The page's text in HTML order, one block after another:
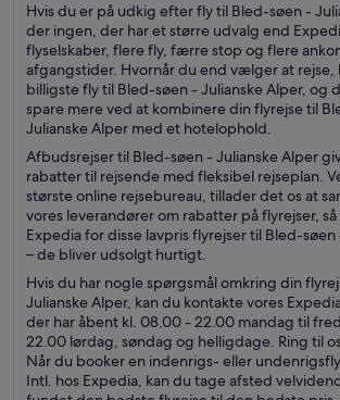
Hvis du er på udkig efter fly til Bled-søen -
der ingen, der har et større udvalg end
flyselskaber, flere fly, færre stop og flere
afgangstider. Hvornår du end vælger at rejse,
billigste fly til Bled-søen - Julianske Alper, og
spare mere ved at kombinere din flyrejse til
Julianske Alper med et hotelophold.
Afbudsrejser til Bled-søen - Julianske Alper
rabatter til rejsende med fleksibel rejseplan.
største online rejsebureau, tillader det os at
vores leverandører om rabatter på flyrejser,
Expedia for disse lavpris flyrejser til Bled-
– de bliver udsolgt hurtigt.
Hvis du har nogle spørgsmål omkring din
Julianske Alper, kan du kontakte vores
der har åbent kl. 08.00 - 22.00 mandag til
22.00 lørdag, søndag og helligdage. Ring til
Når du booker en indenrigs- eller
Intl. hos Expedia, kan du tage afsted